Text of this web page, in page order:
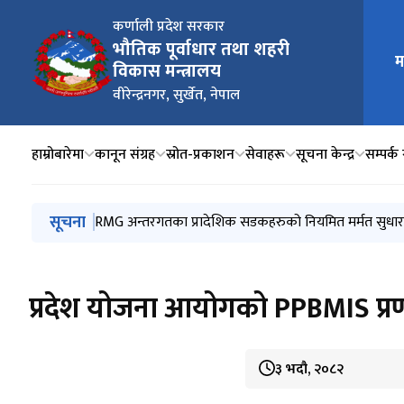
कर्णाली प्रदेश सरकार
भौतिक पूर्वाधार तथा शहरी
विकास मन्त्रालय
वीरेन्द्रनगर, सुर्खेत, नेपाल
मुख्य
हाम्रोबारेमा कानून संग्रह स्रोत-प्रकाशन सेवाहरू सूचना केन्द्र सम्पर्क
मुख्य नेभिगेसनमा जानुहोस्
सूचना सडक मर्मत सम्भार निर्देशिका २०८३
RMG अन्तरगतका प्रादेशिक सडकहरुको नियमित मर्मत
वार्षिक विकास कार्यक्रम आ.व. २०८३/०८४
यातायात क्षेत्रको जेठ महिनासम्मको राजश्व विवरण
मन्त्रालय र मातहत निकायको बैशाख महिनासम्मको वित्तीय
प्रदेश योजना आयोगको PPBMIS
३ भदौ, २०८२